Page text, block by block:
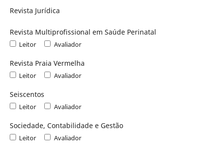
Revista Jurídica
Revista Multiprofissional em Saúde Perinatal
Leitor Avaliador
Revista Praia Vermelha
Leitor Avaliador
Seiscentos
Leitor Avaliador
Sociedade, Contabilidade e Gestão
Leitor Avaliador